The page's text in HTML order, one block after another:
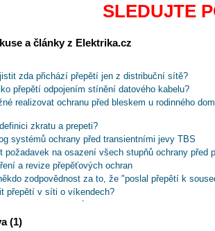
SLEDUJTE
a články z Elektrika.cz
zda přichází přepětí jen z distribuční sítě?
přepětí odpojením stínění datového kabelu?
realizovat ochranu před bleskem u rodinného
zkratu a prepeti?
systémů ochrany před transientními jevy TBS
požadavek na osazení všech stupňů ochrany před
a revize přepěťových ochran
zodpovědnost za to, že "poslal přepětí k
přepětí v síti o víkendech?
Minia - pro klidný spánek i za bouřky
(1)